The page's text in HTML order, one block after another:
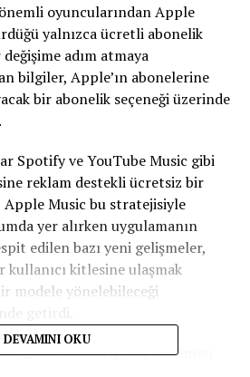
önemli oyuncularından Apple
yalnızca ücretli abonelik
adım atmaya
bilgiler, Apple’ın abonelerine
bir abonelik seçeneği üzerinde
Spotify ve YouTube Music gibi
reklam destekli ücretsiz bir
Music bu stratejisiyle
yer alırken uygulamanın
edilen bazı yeni gelişmeler,
kullanıcı kitlesine ulaşmak
modele yönelebileceği
doğrultusunda Apple, tamamen
DEVAMINI OKU